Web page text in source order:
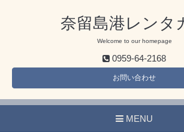
奈留島港レンタ
Welcome to our homepage
0959-64-2168
お問い合わせ
MENU